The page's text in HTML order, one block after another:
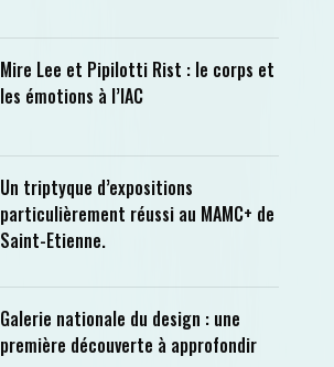
Mire Lee et Pipilotti Rist : le corps et
les émotions à l’IAC
Un triptyque d’expositions
particulièrement réussi au MAMC+ de
Saint-Etienne.
Galerie nationale du design : une
première découverte à approfondir